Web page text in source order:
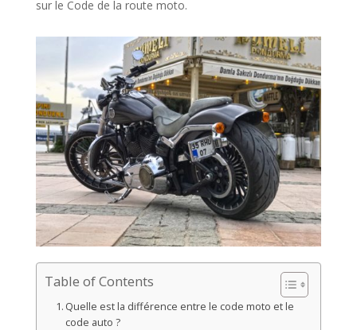
sur le Code de la route moto.
Table of Contents
Quelle est la différence entre le code moto et le
code auto ?